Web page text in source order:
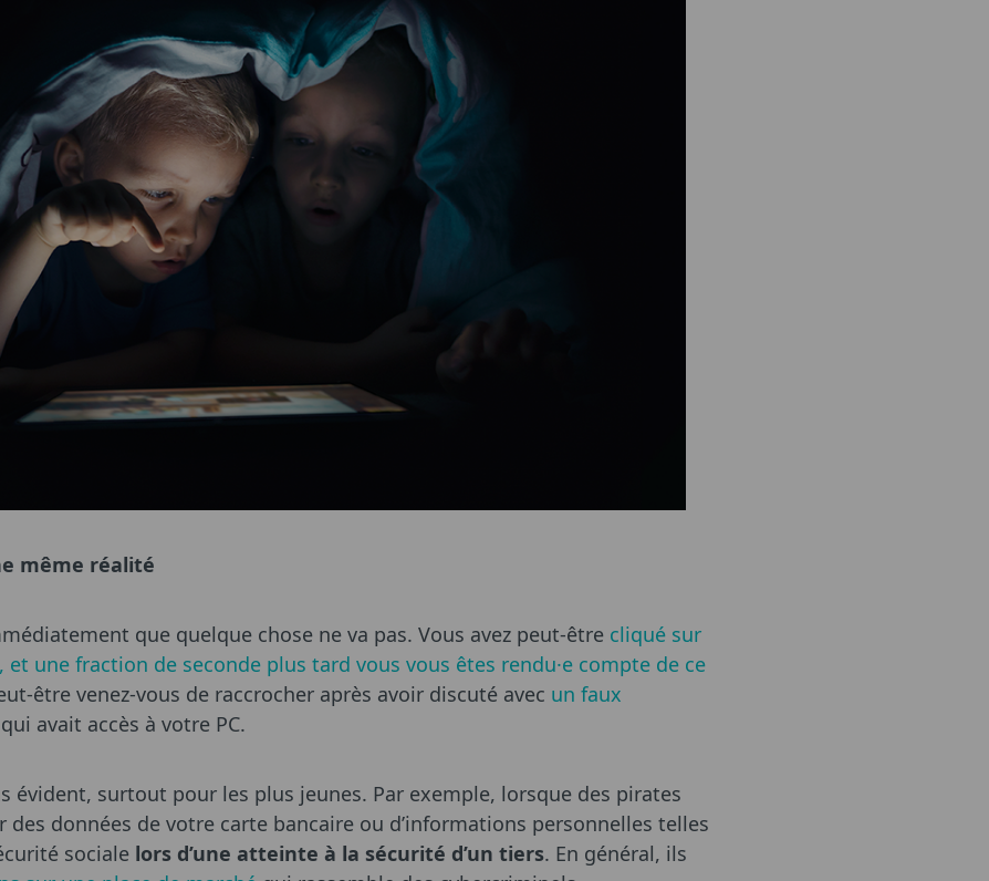
même réalité
que quelque chose ne va pas. Vous avez peut-être cliqué sur
et une fraction de seconde plus tard vous vous êtes rendu·e compte de ce
être venez-vous de raccrocher après avoir discuté avec un faux
qui avait accès à votre PC.
évident, surtout pour les plus jeunes. Par exemple, lorsque des pirates
des données de votre carte bancaire ou d’informations personnelles telles
sociale lors d’une atteinte à la sécurité d’un tiers. En général, ils